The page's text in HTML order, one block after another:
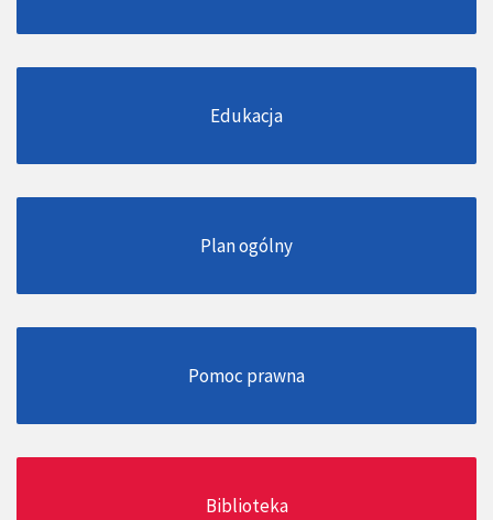
Edukacja
Plan ogólny
Pomoc prawna
Biblioteka